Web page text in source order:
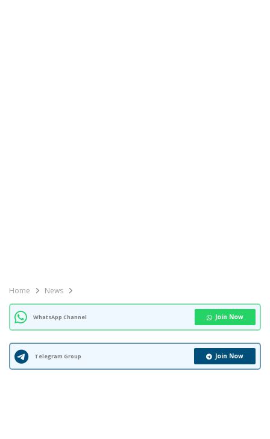
Home News
WhatsApp Channel Join Now
Telegram Group Join Now